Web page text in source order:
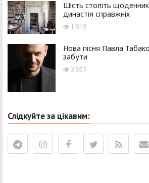
Шість століть
династія справжніх
1 919
Нова пісня Павла
забути
3 557
Слідкуйте за цікавим: